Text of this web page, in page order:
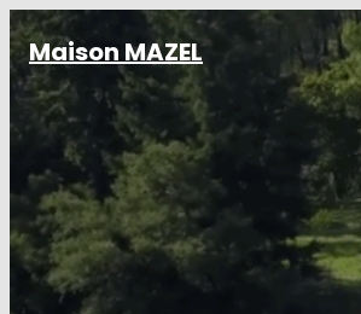
Aller
au
contenu
Maison MAZEL